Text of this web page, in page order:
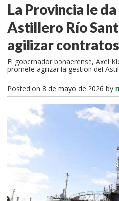
La Provincia le
Astillero Río
agilizar
El gobernador bonaerense, Axel
promete agilizar la gestión del
Posted on 8 de mayo de 2026 by